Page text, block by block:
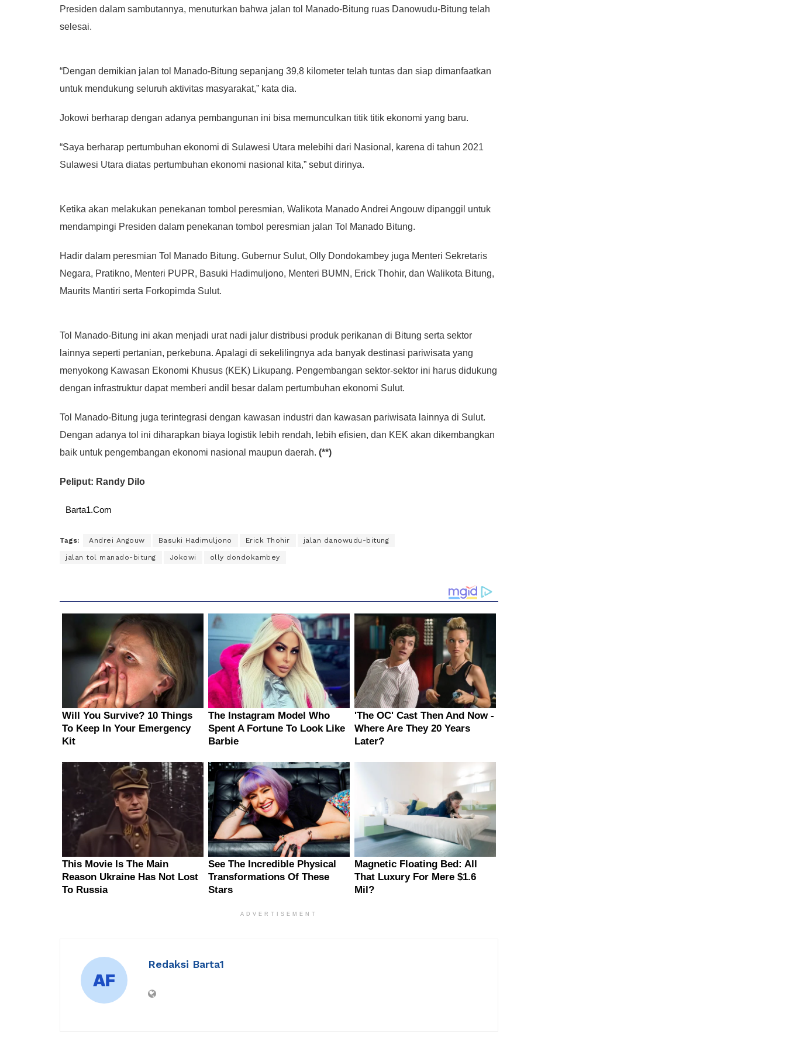
Presiden dalam sambutannya, menuturkan bahwa jalan tol Manado-Bitung ruas Danowudu-Bitung telah
selesai.
“Dengan demikian jalan tol Manado-Bitung sepanjang 39,8 kilometer telah tuntas dan siap dimanfaatkan
untuk mendukung seluruh aktivitas masyarakat,” kata dia.
Jokowi berharap dengan adanya pembangunan ini bisa memunculkan titik titik ekonomi yang baru.
“Saya berharap pertumbuhan ekonomi di Sulawesi Utara melebihi dari Nasional, karena di tahun 2021
Sulawesi Utara diatas pertumbuhan ekonomi nasional kita,” sebut dirinya.
Ketika akan melakukan penekanan tombol peresmian, Walikota Manado Andrei Angouw dipanggil untuk
mendampingi Presiden dalam penekanan tombol peresmian jalan Tol Manado Bitung.
Hadir dalam peresmian Tol Manado Bitung. Gubernur Sulut, Olly Dondokambey juga Menteri Sekretaris
Negara, Pratikno, Menteri PUPR, Basuki Hadimuljono, Menteri BUMN, Erick Thohir, dan Walikota Bitung,
Maurits Mantiri serta Forkopimda Sulut.
Tol Manado-Bitung ini akan menjadi urat nadi jalur distribusi produk perikanan di Bitung serta sektor
lainnya seperti pertanian, perkebuna. Apalagi di sekelilingnya ada banyak destinasi pariwisata yang
menyokong Kawasan Ekonomi Khusus (KEK) Likupang. Pengembangan sektor-sektor ini harus didukung
dengan infrastruktur dapat memberi andil besar dalam pertumbuhan ekonomi Sulut.
Tol Manado-Bitung juga terintegrasi dengan kawasan industri dan kawasan pariwisata lainnya di Sulut.
Dengan adanya tol ini diharapkan biaya logistik lebih rendah, lebih efisien, dan KEK akan dikembangkan
baik untuk pengembangan ekonomi nasional maupun daerah. (**)
Peliput: Randy Dilo
Barta1.Com
Tags: Andrei Angouw Basuki Hadimuljono Erick Thohir jalan danowudu-bitung
jalan tol manado-bitung Jokowi olly dondokambey
ADVERTISEMENT
Redaksi Barta1